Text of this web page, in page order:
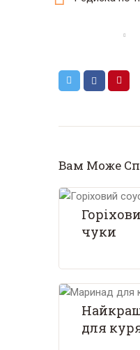
Вам Може
чуки
для